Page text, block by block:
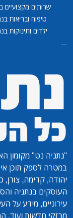
שרותים מקצועיים
טיפוח ובריאות
ילדים ותינוקות
"נתניה נט" מקומון
במטרה לספק תוכן
יהודה, קדימה, צורן,
העוסקים בנתניה
עירוניים, מידע על
מבזקי חדשות ועוד.